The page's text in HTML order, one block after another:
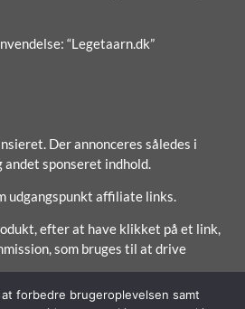
“Legetaarn.dk”
Der annonceres således i
sponseret indhold.
udgangspunkt affiliate links.
efter at have klikket på et link,
som bruges til at drive
forbedre brugeroplevelsen samt